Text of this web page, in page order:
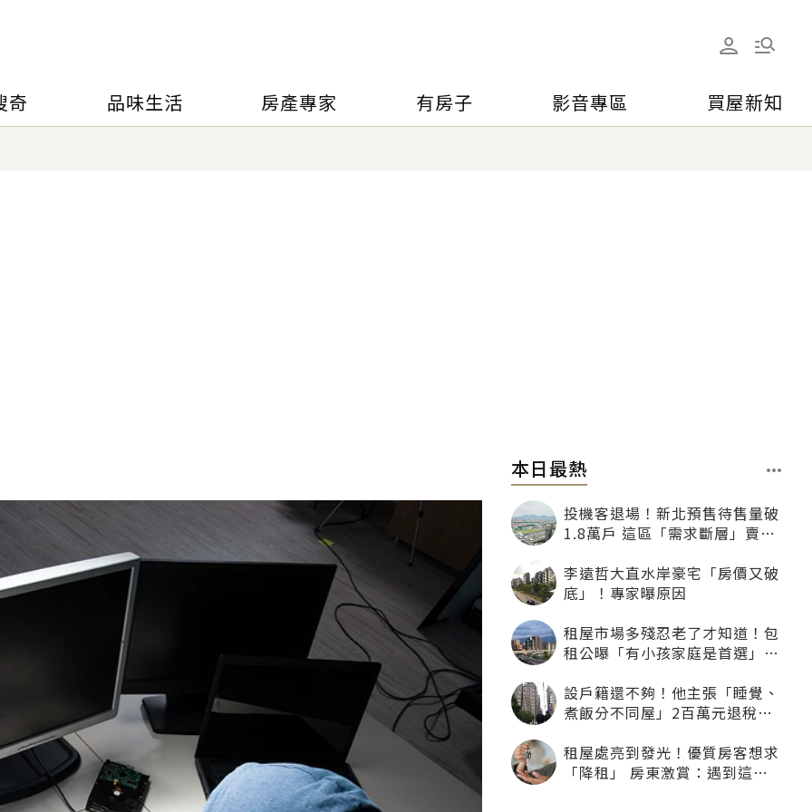
奇 品味生活 房產專家 有房子 影音專區 買屋新知
本日最熱
投機客退場！新北預售待售量破
1.8萬戶 這區「需求斷層」賣壓
李遠哲大直水岸豪宅「房價又破
底」！專家曝原因
租屋市場多殘忍老了才知道！包
租公曝「有小孩家庭是首選」：
設戶籍還不夠！他主張「睡覺、
煮飯分不同屋」2百萬元退稅照
租屋處亮到發光！優質房客想求
「降租」 房東激賞：遇到這種